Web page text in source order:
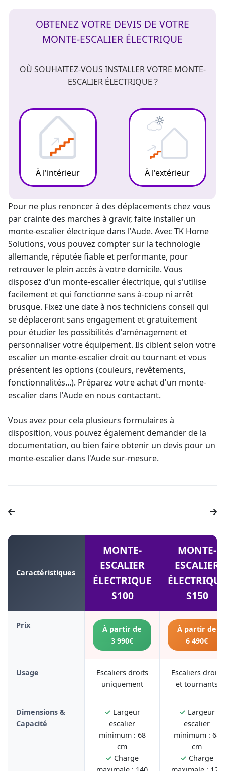
OBTENEZ VOTRE DEVIS DE VOTRE
MONTE-ESCALIER ÉLECTRIQUE
OÙ SOUHAITEZ-VOUS INSTALLER VOTRE MONTE-
ESCALIER ÉLECTRIQUE ?
À l'intérieur À l'extérieur
Pour ne plus renoncer à des déplacements chez vous
par crainte des marches à gravir, faite installer un
monte-escalier électriquedans l'Aude. Avec TK Home
Solutions, vous pouvez compter sur la technologie
allemande, réputée fiable et performante, pour
retrouver le plein accès à votre domicile. Vous
disposez d'un monte-escalier électrique, qui s'utilise
facilement et qui fonctionne sans à-coup ni arrêt
brusque. Fixez une date à nos techniciens conseil qui
se déplaceront sans engagement et gratuitement
pour étudier les possibilités d'aménagement et
personnaliser votre équipement. Ils ciblent selon votre
escalier un monte-escalier droit ou tournant et vous
présentent les options (couleurs, revêtements,
fonctionnalités...). Préparez votre achat d'un monte-
escalier dans l'Aude en nous contactant.
Vous avez pour cela plusieurs formulaires à
disposition, vous pouvez également demander de la
documentation, ou bien faire obtenir un devis pour un
monte-escalierdans l'Aude sur-mesure.
Caractéristiques
MONTE-
ESCALIER
ÉLECTRIQUE
S100
MONTE-
ESCALIER
S150
Prix
À partir de
3 990€
À partir de
6 490€
Usage
Escaliers droits
uniquement
Escaliers droits
et tournants
Dimensions &
Capacité
✓ Largeur
escalier
minimum : 68
cm
✓ Charge
✓ Largeur
escalier
minimum : 68
cm
✓ Charge